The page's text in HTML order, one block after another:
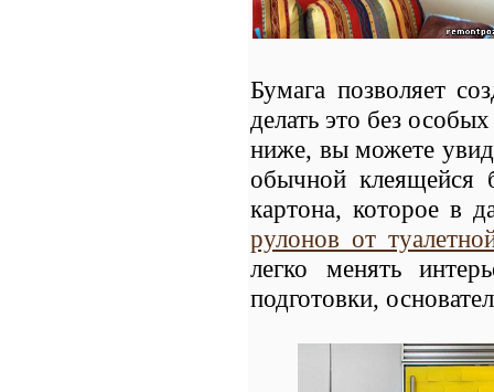
Бумага позволяет
делать это без
ниже, вы можете
обычной клеящейся
картона, которое в
рулонов от
легко менять
подготовки,